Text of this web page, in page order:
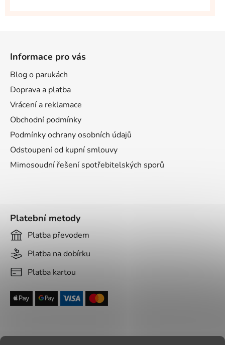
Informace pro vás
Blog o parukách
Doprava a platba
Vrácení a reklamace
Obchodní podmínky
Podmínky ochrany osobních údajů
Odstoupení od kupní smlouvy
Mimosoudní řešení spotřebitelských sporů
Platební metody
Platba převodem
Platba na dobírku
Platba kartou